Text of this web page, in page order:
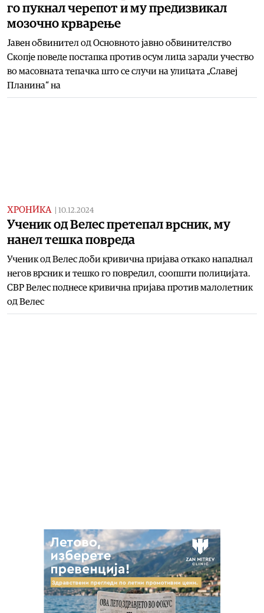
го пукнал черепот и му предизвикал
мозочно крварење
Јавен обвинител од Основното јавно обвинителство
Скопје поведе постапка против осум лица заради учество
во масовната тепачка што се случи на улицата „Славеј
Планина“ на
ХРОНИКА 10.12.2024
Ученик од Велес претепал врсник, му
нанел тешка повреда
Ученик од Велес доби кривична пријава откако нападнал
негов врсник и тешко го повредил, соопшти полицијата.
СВР Велес поднесе кривична пријава против малолетник
од Велес